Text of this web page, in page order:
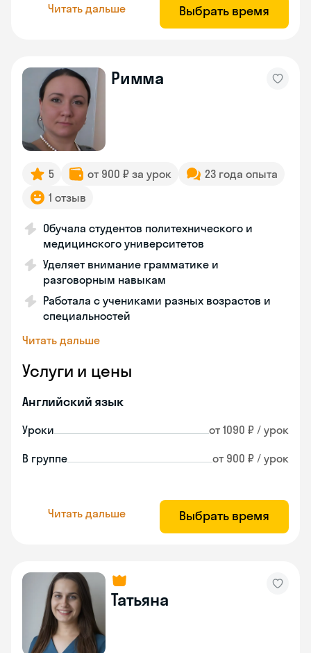
Читать дальше Выбрать время
Римма
5 от 900 ₽ за урок
23 года опыта
1 отзыв
Обучала студентов политехнического и
медицинского университетов
Уделяет внимание грамматике и
разговорным навыкам
Работала с учениками разных возрастов и
специальностей
Читать дальше
Услуги и цены
Английский язык
Уроки от 1090 ₽ / урок
В группе от 900 ₽ / урок
Читать дальше Выбрать время
Татьяна